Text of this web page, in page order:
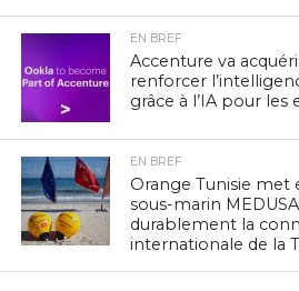
EN BREF
Accenture va
renforcer
grâce à l’IA pour les
EN BREF
Orange Tunisie met
sous-marin
durablement la
internationale de la